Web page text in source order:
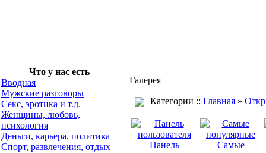
Что у нас есть
Вводная
Мужские разговоры
Секс, эротика и т.д.
Женщины, любовь,
психология
Деньги, карьера, политика
Спорт, развлечения, отдых
Галерея
Категории :: Главная»
Панель
Самые